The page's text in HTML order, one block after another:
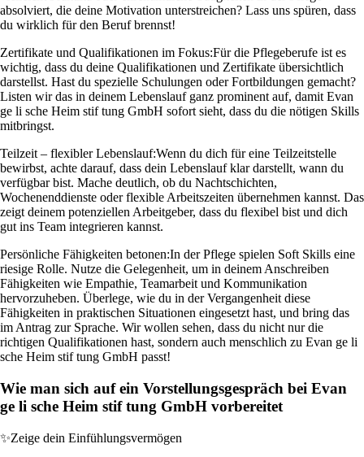
absolviert, die deine Motivation unterstreichen? Lass uns spüren, dass
du wirklich für den Beruf brennst!
Zertifikate und Qualifikationen im Fokus:Für die Pflegeberufe ist es
wichtig, dass du deine Qualifikationen und Zertifikate übersichtlich
darstellst. Hast du spezielle Schulungen oder Fortbildungen gemacht?
Listen wir das in deinem Lebenslauf ganz prominent auf, damit Evan
ge li sche Heim stif tung GmbH sofort sieht, dass du die nötigen Skills
mitbringst.
Teilzeit – flexibler Lebenslauf:Wenn du dich für eine Teilzeitstelle
bewirbst, achte darauf, dass dein Lebenslauf klar darstellt, wann du
verfügbar bist. Mache deutlich, ob du Nachtschichten,
Wochenenddienste oder flexible Arbeitszeiten übernehmen kannst. Das
zeigt deinem potenziellen Arbeitgeber, dass du flexibel bist und dich
gut ins Team integrieren kannst.
Persönliche Fähigkeiten betonen:In der Pflege spielen Soft Skills eine
riesige Rolle. Nutze die Gelegenheit, um in deinem Anschreiben
Fähigkeiten wie Empathie, Teamarbeit und Kommunikation
hervorzuheben. Überlege, wie du in der Vergangenheit diese
Fähigkeiten in praktischen Situationen eingesetzt hast, und bring das
im Antrag zur Sprache. Wir wollen sehen, dass du nicht nur die
richtigen Qualifikationen hast, sondern auch menschlich zu Evan ge li
sche Heim stif tung GmbH passt!
Wie man sich auf ein Vorstellungsgespräch bei Evan
ge li sche Heim stif tung GmbH vorbereitet
✨Zeige dein Einfühlungsvermögen